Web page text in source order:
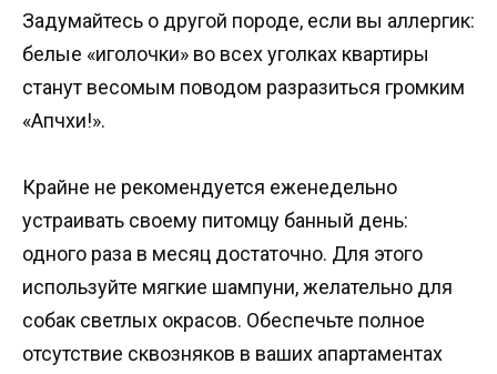
Задумайтесь о другой породе, если вы аллергик:
белые «иголочки» во всех уголках квартиры
станут весомым поводом разразиться громким
«Апчхи!».
Крайне не рекомендуется еженедельно
устраивать своему питомцу банный день:
одного раза в месяц достаточно. Для этого
используйте мягкие шампуни, желательно для
собак светлых окрасов. Обеспечьте полное
отсутствие сквозняков в ваших апартаментах